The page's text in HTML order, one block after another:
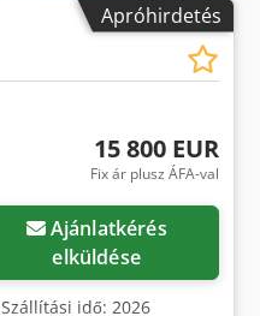
Apróhirdetés
Kérjen
15 800 EUR
Fix ár plusz ÁFA-val
Ajánlatkérés
elküldése
idő: 2026